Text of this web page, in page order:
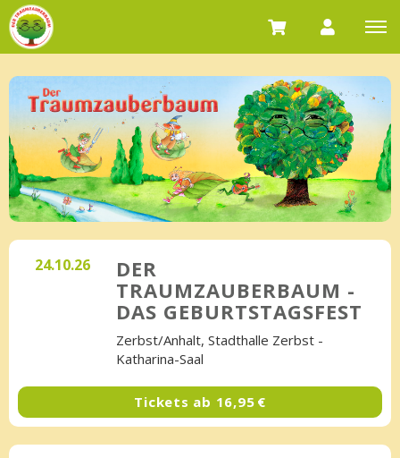
24.10.26
DER
TRAUMZAUBERBAUM -
DAS GEBURTSTAGSFEST
Zerbst/Anhalt, Stadthalle Zerbst -
Katharina-Saal
Tickets ab 16,95 €